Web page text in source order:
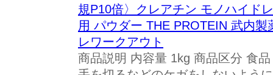
規P10倍〉クレアチン モノハイド
用 パウダー THE PROTEIN 武内
レワークアウト
商品説明 内容量 1kg 商品区分 食